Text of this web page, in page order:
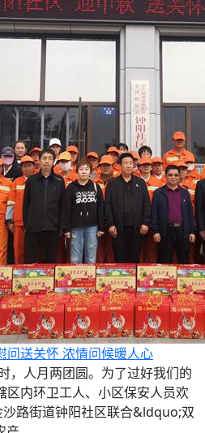
问送关怀 浓情问候暖人心
，人月两团圆。为了过好我们的
区内环卫工人、小区保安人员欢
路街道钟阳社区联合&ldquo;双